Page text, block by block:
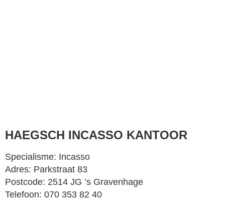
HAEGSCH INCASSO KANTOOR
Specialisme: Incasso
Adres: Parkstraat 83
Postcode: 2514 JG ’s Gravenhage
Telefoon: 070 353 82 40